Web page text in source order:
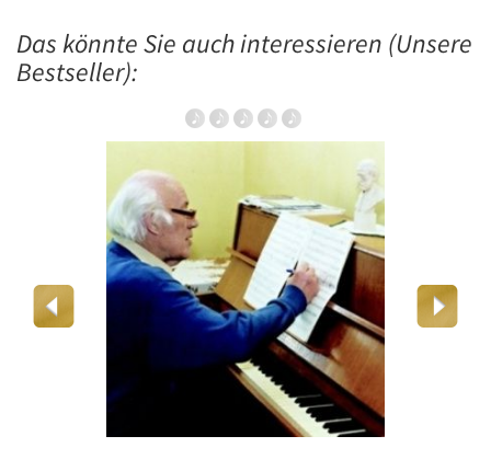
Das könnte Sie auch interessieren (Unsere
Bestseller):